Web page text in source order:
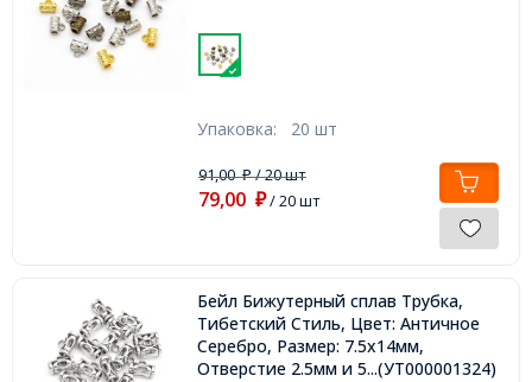
Упаковка: 20 шт
91,00₽/ 20 шт
79,00 ₽/ 20 шт
Бейл Бижутерный сплав Трубка,
Тибетский Стиль, Цвет: Античное
Серебро, Размер: 7.5х14мм,
Отверстие 2.5мм и 5мм,...(УТ000001324)